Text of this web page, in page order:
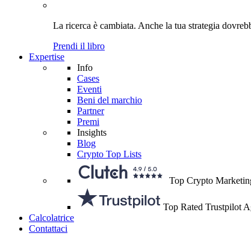
La ricerca è cambiata. Anche la tua strategia
Prendi il libro
Expertise
Info
Cases
Eventi
Beni del marchio
Partner
Premi
Insights
Blog
Crypto Top Lists
Top Crypto
Top Rated Trustpilot
Calcolatrice
Contattaci